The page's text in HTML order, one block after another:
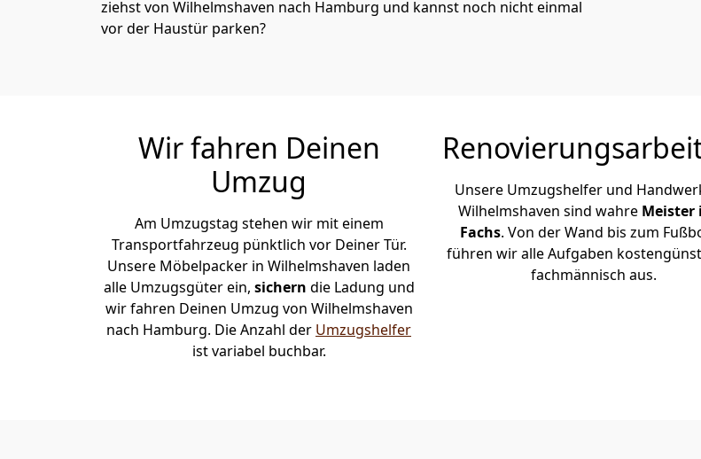
ziehst von Wilhelmshaven nach Hamburg und kannst noch nicht einmal
vor der Haustür parken?
Wir fahren Deinen
Umzug
Am Umzugstag stehen wir mit einem
Transportfahrzeug pünktlich vor Deiner Tür.
Unsere Möbelpacker in Wilhelmshaven laden
alle Umzugsgüter ein, sichern die Ladung und
wir fahren Deinen Umzug von Wilhelmshaven
nach Hamburg. Die Anzahl der Umzugshelfer
ist variabel buchbar.
Unsere Umzugshelfer und
Wilhelmshaven sind wahre Meister
Fachs. Von der Wand bis zum
führen wir alle Aufgaben
fachmännisch aus.